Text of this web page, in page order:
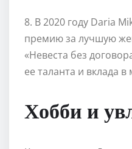
8. В 2020 году Daria
премию за лучшую
«Невеста без
ее таланта и вклада
Хобби и